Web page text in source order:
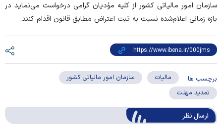
سازمان امور مالیاتی کشور از کلیه مؤدیان گرامی درخواست می‌نماید در
بازه زمانی اعلام‌شده نسبت به ثبت اعتراض مطابق قانون اقدام کنند.
برچسب ها: مالیات
سازمان امور مالیاتی کشور
تمدید مهلت
ارسال‌ نظر